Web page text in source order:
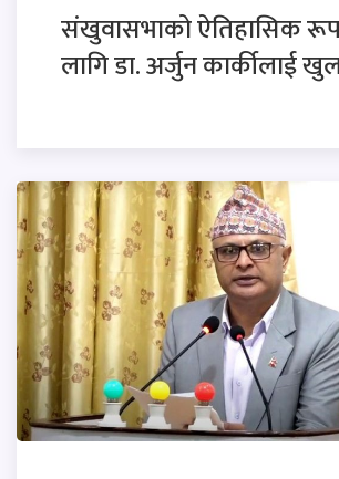
संखुवासभाको ऐतिहासिक
लागि डा. अर्जुन कार्कीलाई